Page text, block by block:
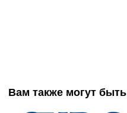
Вам также могут